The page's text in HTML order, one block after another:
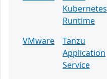
Kubernetes
Runtime
VMware
Tanzu
Application
Service